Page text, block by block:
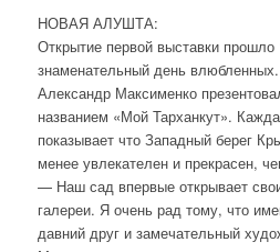
НОВАЯ АЛУШТА:
Открытие первой выставки
знаменательный день
Александр Максименко
названием «Мой Тарханкут».
показывает что Западный берег
менее увлекателен и прекрасен,
— Наш сад впервые открывает
галереи. Я очень рад тому, что
давний друг и замечательный